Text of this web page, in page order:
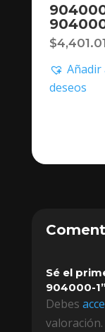
$4,401.01
Añadir
deseos
Sé el
904000-1”
Debes
valoración.